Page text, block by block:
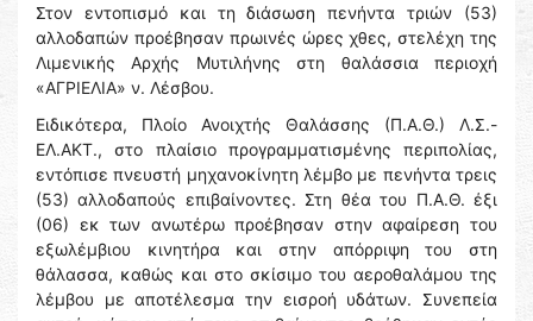
Στον εντοπισμό και τη διάσωση πενήντα τριών (53)
αλλοδαπών προέβησαν πρωινές ώρες χθες, στελέχη της
Λιμενικής Αρχής Μυτιλήνης στη θαλάσσια περιοχή
«ΑΓΡΙΕΛΙΑ» ν. Λέσβου.
Ειδικότερα, Πλοίο Ανοιχτής Θαλάσσης (Π.Α.Θ.) Λ.Σ.-
ΕΛ.ΑΚΤ., στο πλαίσιο προγραμματισμένης περιπολίας,
εντόπισε πνευστή μηχανοκίνητη λέμβο με πενήντα τρεις
(53) αλλοδαπούς επιβαίνοντες. Στη θέα του Π.Α.Θ. έξι
(06) εκ των ανωτέρω προέβησαν στην αφαίρεση του
εξωλέμβιου κινητήρα και στην απόρριψη του στη
θάλασσα, καθώς και στο σκίσιμο του αεροθαλάμου της
λέμβου με αποτέλεσμα την εισροή υδάτων. Συνεπεία